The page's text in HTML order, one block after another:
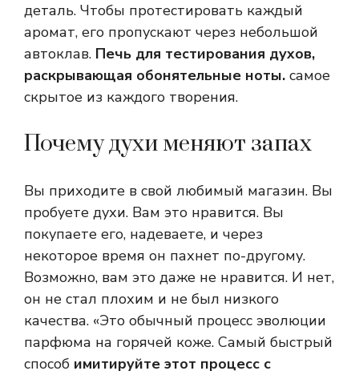
деталь. Чтобы протестировать каждый
аромат, его пропускают через небольшой
автоклав. Печь для тестирования духов,
раскрывающая обонятельные ноты. самое
скрытое из каждого творения.
Почему духи меняют запах
Вы приходите в свой любимый магазин. Вы
пробуете духи. Вам это нравится. Вы
покупаете его, надеваете, и через
некоторое время он пахнет по-другому.
Возможно, вам это даже не нравится. И нет,
он не стал плохим и не был низкого
качества. «Это обычный процесс эволюции
парфюма на горячей коже. Самый быстрый
способ имитируйте этот процесс с